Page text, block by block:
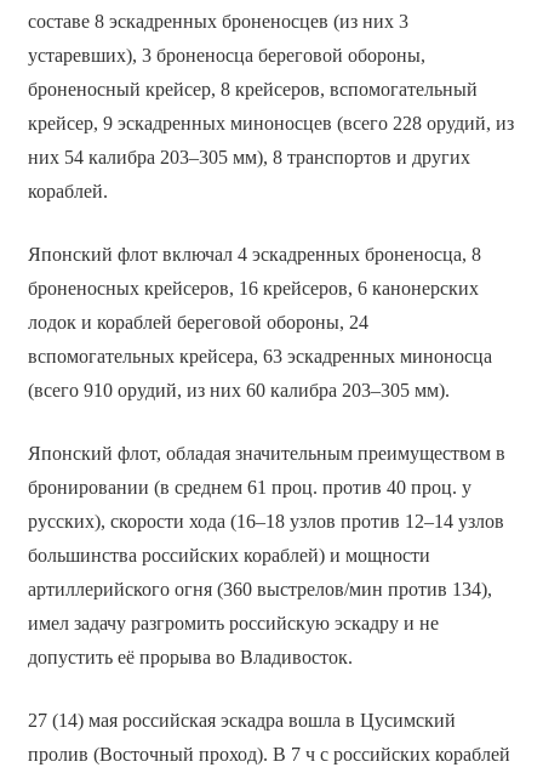
составе 8 эскадренных броненосцев (из них 3
устаревших), 3 броненосца береговой обороны,
броненосный крейсер, 8 крейсеров, вспомогательный
крейсер, 9 эскадренных миноносцев (всего 228 орудий, из
них 54 калибра 203–305 мм), 8 транспортов и других
кораблей.
Японский флот включал 4 эскадренных броненосца, 8
броненосных крейсеров, 16 крейсеров, 6 канонерских
лодок и кораблей береговой обороны, 24
вспомогательных крейсера, 63 эскадренных миноносца
(всего 910 орудий, из них 60 калибра 203–305 мм).
Японский флот, обладая значительным преимуществом в
бронировании (в среднем 61 проц. против 40 проц. у
русских), скорости хода (16–18 узлов против 12–14 узлов
большинства российских кораблей) и мощности
артиллерийского огня (360 выстрелов/мин против 134),
имел задачу разгромить российскую эскадру и не
допустить её прорыва во Владивосток.
27 (14) мая российская эскадра вошла в Цусимский
пролив (Восточный проход). В 7 ч с российских кораблей